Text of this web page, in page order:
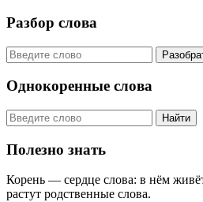
Разбор слова
Однокоренные слова
Найти
Полезно знать
Корень — сердце слова: в нём
растут родственные слова.